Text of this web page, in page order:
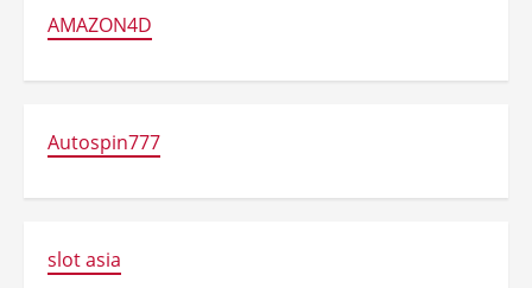
AMAZON4D
Autospin777
slot asia